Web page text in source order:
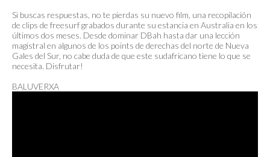
Si buscas respuestas, no te pierdas su nuevo film, una recopilación
de clips de freesurf grabados durante su estancia en Australia en los
últimos dos meses. Desde dominar DBah hasta dar una lección
magistral en algunos de los points de derechas del norte de Nueva
Gales del Sur, no cabe duda de que este sudafricano tiene lo que se
necesita. Disfrutar!
BALUVERXA